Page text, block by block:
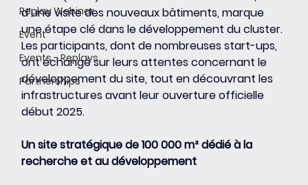
Replay Webinar
Event
Events - Replays
Partnerships
d’une visite des nouveaux bâtiments, marque
une étape clé dans le développement du cluster.
Les participants, dont de nombreuses start-ups,
ont échangé sur leurs attentes concernant le
développement du site, tout en découvrant les
infrastructures avant leur ouverture officielle
début 2025.
Un site stratégique de 100 000 m² dédié à la
recherche et au développement